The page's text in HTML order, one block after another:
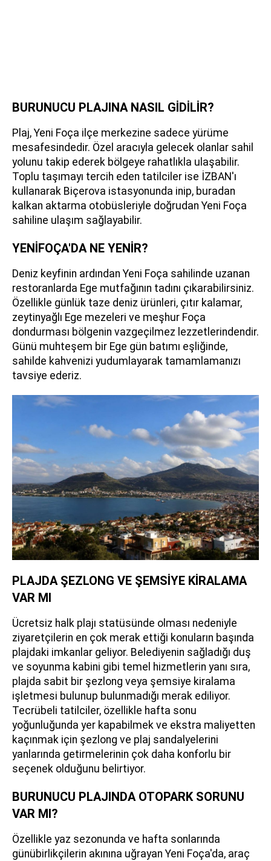
BURUNUCU PLAJINA NASIL GİDİLİR?
Plaj, Yeni Foça ilçe merkezine sadece yürüme
mesafesindedir. Özel aracıyla gelecek olanlar sahil
yolunu takip ederek bölgeye rahatlıkla ulaşabilir.
Toplu taşımayı tercih eden tatilciler ise İZBAN'ı
kullanarak Biçerova istasyonunda inip, buradan
kalkan aktarma otobüsleriyle doğrudan Yeni Foça
sahiline ulaşım sağlayabilir.
YENİFOÇA'DA NE YENİR?
Deniz keyfinin ardından Yeni Foça sahilinde uzanan
restoranlarda Ege mutfağının tadını çıkarabilirsiniz.
Özellikle günlük taze deniz ürünleri, çıtır kalamar,
zeytinyağlı Ege mezeleri ve meşhur Foça
dondurması bölgenin vazgeçilmez lezzetlerindendir.
Günü muhteşem bir Ege gün batımı eşliğinde,
sahilde kahvenizi yudumlayarak tamamlamanızı
tavsiye ederiz.
PLAJDA ŞEZLONG VE ŞEMSİYE KİRALAMA
VAR MI
Ücretsiz halk plajı statüsünde olması nedeniyle
ziyaretçilerin en çok merak ettiği konuların başında
plajdaki imkanlar geliyor. Belediyenin sağladığı duş
ve soyunma kabini gibi temel hizmetlerin yanı sıra,
plajda sabit bir şezlong veya şemsiye kiralama
işletmesi bulunup bulunmadığı merak ediliyor.
Tecrübeli tatilciler, özellikle hafta sonu
yoğunluğunda yer kapabilmek ve ekstra maliyetten
kaçınmak için şezlong ve plaj sandalyelerini
yanlarında getirmelerinin çok daha konforlu bir
seçenek olduğunu belirtiyor.
BURUNUCU PLAJINDA OTOPARK SORUNU
VAR MI?
Özellikle yaz sezonunda ve hafta sonlarında
günübirlikçilerin akınına uğrayan Yeni Foça'da, araç